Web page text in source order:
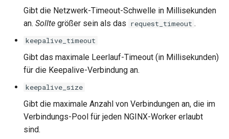
Gibt die Netzwerk-Timeout-Schwelle in Millisekunden
an. Sollte größer sein als das request_timeout .
keepalive_timeout
Gibt das maximale Leerlauf-Timeout (in Millisekunden)
für die Keepalive-Verbindung an.
keepalive_size
Gibt die maximale Anzahl von Verbindungen an, die im
Verbindungs-Pool für jeden NGINX-Worker erlaubt
sind.